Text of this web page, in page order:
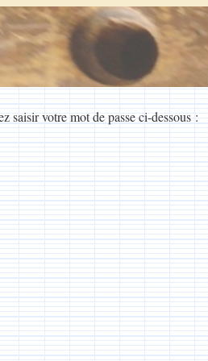
saisir votre mot de passe ci-dessous :